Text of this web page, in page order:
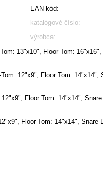
EAN kód:
katalógové číslo:
výrobca:
13"x10", Floor Tom: 16"x16",
12"x9", Floor Tom: 14"x14",
Floor Tom: 14"x14",
Floor Tom: 14"x14",